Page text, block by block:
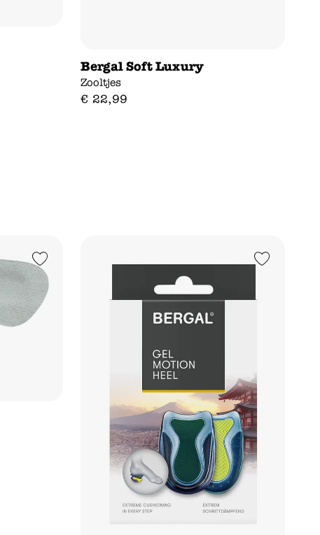
Bergal Soft Luxury
Zooltjes
€ 22,99
Add to Wishlist Add to Wishlist